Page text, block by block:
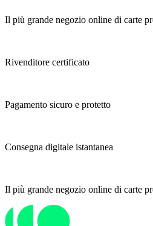
Il più grande negozio online di carte
Rivenditore certificato
Pagamento sicuro e protetto
Consegna digitale istantanea
Il più grande negozio online di carte